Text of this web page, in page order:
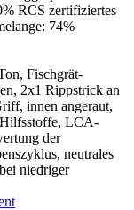
RCS zertifiziertes
74%
Fischgrät-
2x1 Rippstrick an
innen angeraut,
Hilfsstoffe, LCA-
der
neutrales
niedriger